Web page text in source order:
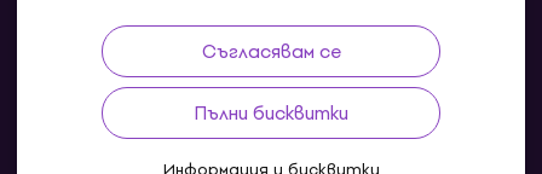
Съгласявам се
Пълни бисквитки
MK